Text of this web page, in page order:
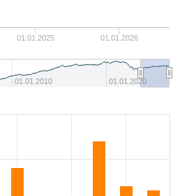
01.01.2025 01.01.2026
01.01.2010 01.01.2020